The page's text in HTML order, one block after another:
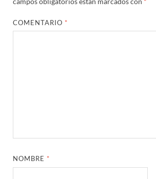
COMENTARIO *
NOMBRE *